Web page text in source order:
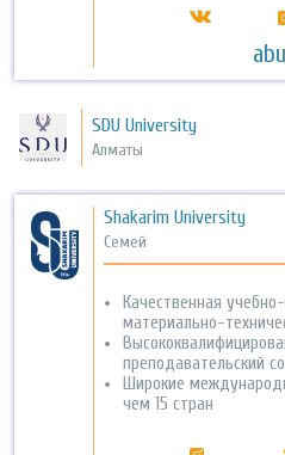
SDU University
Алматы
Shakarim University
Семей
Качественная
материально-
преподавательский
Широкие
чем 15 стран